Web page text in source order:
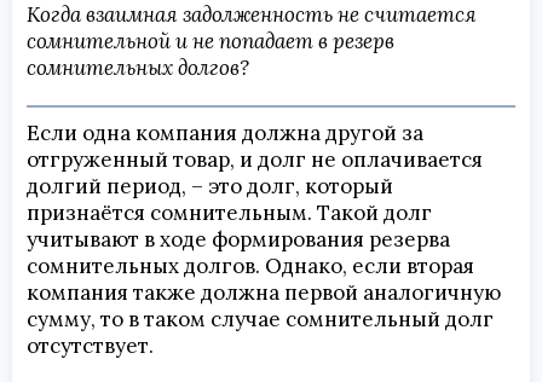
Когда взаимная задолженность не считается
сомнительной и не попадает в резерв
сомнительных долгов?
Если одна компания должна другой за
отгруженный товар, и долг не оплачивается
долгий период, – это долг, который
признаётся сомнительным. Такой долг
учитывают в ходе формирования резерва
сомнительных долгов. Однако, если вторая
компания также должна первой аналогичную
сумму, то в таком случае сомнительный долг
отсутствует.